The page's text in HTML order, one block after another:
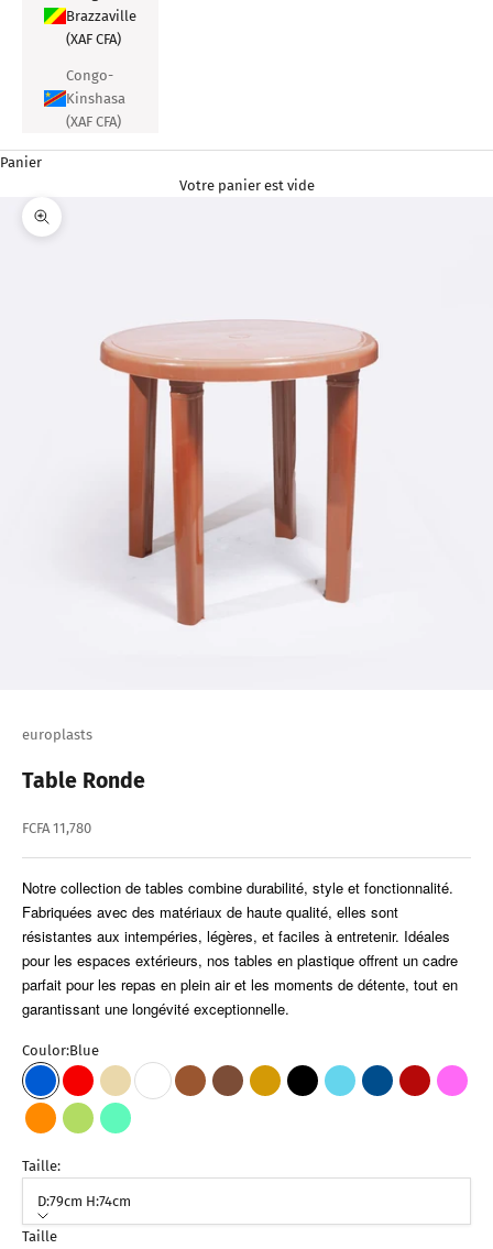
Brazzaville
(XAF CFA)
Congo-
Kinshasa
(XAF CFA)
Panier
Votre panier est vide
Zoomer sur l'image
europlasts
Table Ronde
Prix de vente
FCFA 11,780
Notre collection de tables combine durabilité, style et fonctionnalité.
Fabriquées avec des matériaux de haute qualité, elles sont
résistantes aux intempéries, légères, et faciles à entretenir. Idéales
pour les espaces extérieurs, nos tables en plastique offrent un cadre
parfait pour les repas en plein air et les moments de détente, tout en
garantissant une longévité exceptionnelle.
Coulor:Blue
Blue RougeBeige BlancMarron ClairMarron Foncé
Gold Noir Bleu CielBleu Foncé
Bordeaux
OrangeVert PistacheVert Turquoise
Taille:
D:79cm H:74cm
Taille